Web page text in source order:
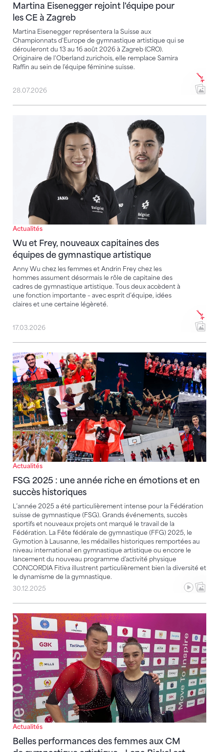
Martina Eisenegger rejoint l'équipe pour
les CE à Zagreb
Martina Eisenegger représentera la Suisse aux
Championnats d'Europe de gymnastique artistique qui se
dérouleront du 13 au 16 août 2026 à Zagreb (CRO).
Originaire de l'Oberland zurichois, elle remplace Samira
Raffin au sein de l'équipe féminine suisse.
28.07.2026
Actualités
Wu et Frey, nouveaux capitaines des
équipes de gymnastique artistique
Anny Wu chez les femmes et Andrin Frey chez les
hommes assument désormais le rôle de capitaine des
cadres de gymnastique artistique. Tous deux accèdent à
une fonction importante – avec esprit d’équipe, idées
claires et une certaine légèreté.
Wu et Frey, nouveaux capitaines des équipes de
17.03.2026
Actualités
FSG 2025 : une année riche en émotions et en
succès historiques
L’année 2025 a été particulièrement intense pour la Fédération
suisse de gymnastique (FSG). Grands événements, succès
sportifs et nouveaux projets ont marqué le travail de la
Fédération. La Fête fédérale de gymnastique (FFG) 2025, le
Gymotion à Lausanne, les médailles historiques remportées au
niveau international en gymnastique artistique ou encore le
lancement du nouveau programme d'activité physique
CONCORDIA Fitiva illustrent particulièrement bien la diversité et
le dynamisme de la gymnastique.
FSG 2025 : une année riche en émotions et en
30.12.2025
Actualités
Belles performances des femmes aux CM
Belles performances des femmes aux CM de